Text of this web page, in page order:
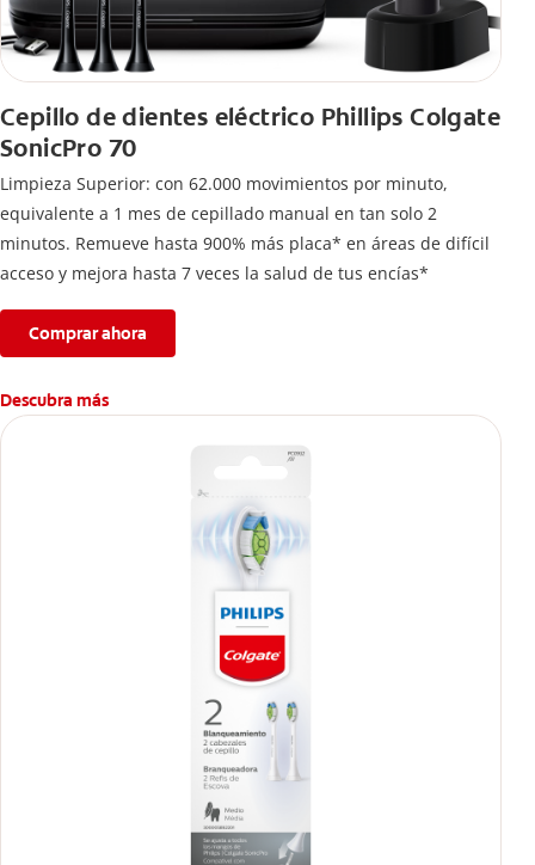
Cepillo de dientes eléctrico Phillips Colgate
SonicPro 70
Limpieza Superior: con 62.000 movimientos por minuto,
equivalente a 1 mes de cepillado manual en tan solo 2
minutos. Remueve hasta 900% más placa* en áreas de difícil
acceso y mejora hasta 7 veces la salud de tus encías*
Comprar ahora
Descubra más